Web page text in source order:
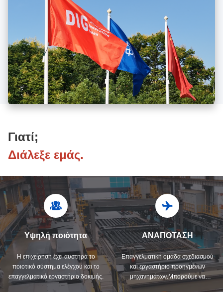
Γιατί;
Διάλεξε εμάς.
Υψηλή ποιότητα
Η επιχείρηση έχει αυστηρά το
ποιοτικό σύστημα ελέγχου και το
επαγγελματικό εργαστήριο δοκιμής.
ΑΝΑΠΟΤΑΣΗ
Επαγγελματική ομάδα σχεδιασμού
και εργαστήριο προηγμένων
μηχανημάτων.Μπορούμε να
συνεργαστούμε για την ανάπτυξη